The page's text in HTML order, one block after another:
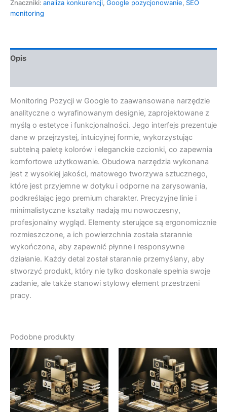
Znaczniki: analiza konkurencji, Google pozycjonowanie, SEO
monitoring
Opis
Monitoring Pozycji w Google to zaawansowane narzędzie
analityczne o wyrafinowanym designie, zaprojektowane z
myślą o estetyce i funkcjonalności. Jego interfejs prezentuje
dane w przejrzystej, intuicyjnej formie, wykorzystując
subtelną paletę kolorów i eleganckie czcionki, co zapewnia
komfortowe użytkowanie. Obudowa narzędzia wykonana
jest z wysokiej jakości, matowego tworzywa sztucznego,
które jest przyjemne w dotyku i odporne na zarysowania,
podkreślając jego premium charakter. Precyzyjne linie i
minimalistyczne kształty nadają mu nowoczesny,
profesjonalny wygląd. Elementy sterujące są ergonomicznie
rozmieszczone, a ich powierzchnia została starannie
wykończona, aby zapewnić płynne i responsywne
działanie. Każdy detal został starannie przemyślany, aby
stworzyć produkt, który nie tylko doskonale spełnia swoje
zadanie, ale także stanowi stylowy element przestrzeni
pracy.
Podobne produkty